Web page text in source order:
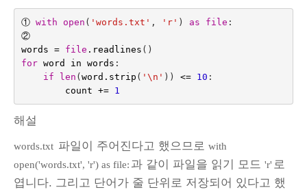
① with open ( 'words.txt' , 'r' ) as file :
②
words = file . readlines ()
for word in words :
if
len (word . strip ( ' \n ' )) <= 10 :
count += 1
해설
words.txt 파일이 주어진다고 했으므로 with
open('words.txt', 'r') as file: 과 같이 파일을 읽기 모드 'r' 로
엽니다. 그리고 단어가 줄 단위로 저장되어 있다고 했